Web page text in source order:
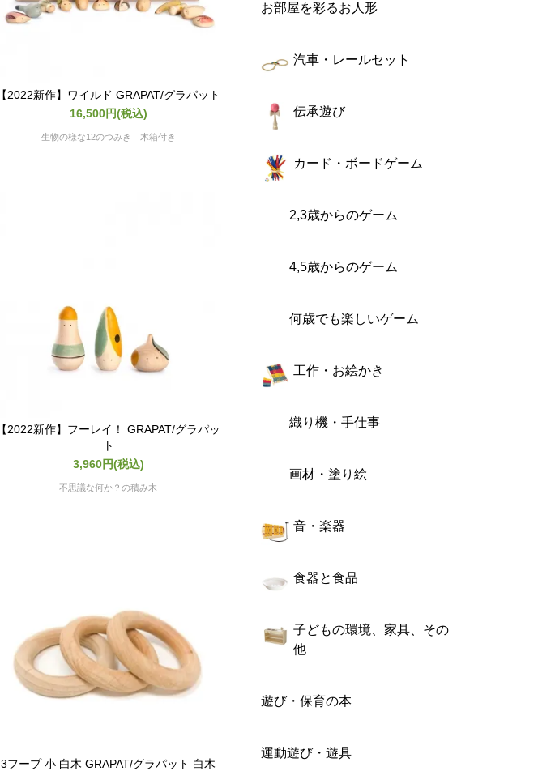
【2022新作】ワイルド GRAPAT/グラパット
16,500円(税込)
生物の様な12のつみき 木箱付き
【2022新作】フーレイ！ GRAPAT/グラパッ
ト
3,960円(税込)
不思議な何か？の積み木
3フープ 小 白木 GRAPAT/グラパット 白木
お部屋を彩るお人形
汽車・レールセット
伝承遊び
カード・ボードゲーム
2,3歳からのゲーム
4,5歳からのゲーム
何歳でも楽しいゲーム
工作・お絵かき
織り機・手仕事
画材・塗り絵
音・楽器
食器と食品
子どもの環境、家具、その
他
遊び・保育の本
運動遊び・遊具